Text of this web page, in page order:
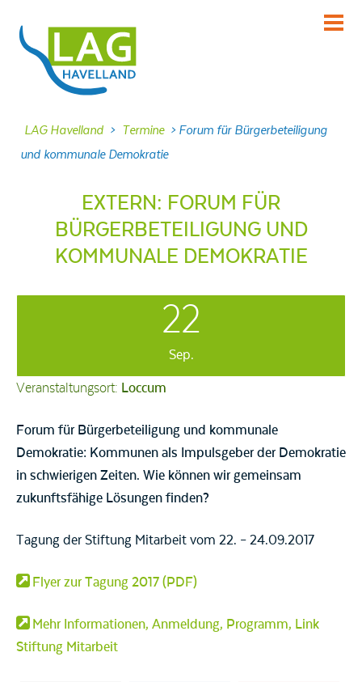
KENNENLERNEN
INFORMIEREN
Projekte
DABEI SEIN
Veranstaltungen
FRAGEN
Kontakt
LAG Havelland > Termine > Forum für Bürgerbeteiligung
und kommunale Demokratie
EXTERN: FORUM FÜR
BÜRGERBETEILIGUNG UND
KOMMUNALE DEMOKRATIE
22
Sep.
Veranstaltungsort: Loccum
Forum für Bürgerbeteiligung und kommunale
Demokratie: Kommunen als Impulsgeber der Demokratie
in schwierigen Zeiten. Wie können wir gemeinsam
zukunftsfähige Lösungen finden?
Tagung der Stiftung Mitarbeit vom 22. – 24.09.2017
Flyer zur Tagung 2017 (PDF)
Mehr Informationen, Anmeldung, Programm, Link
Stiftung Mitarbeit